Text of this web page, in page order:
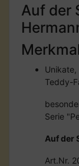
Auf der
Teddy-
Serie
Auf der
Art.Nr.